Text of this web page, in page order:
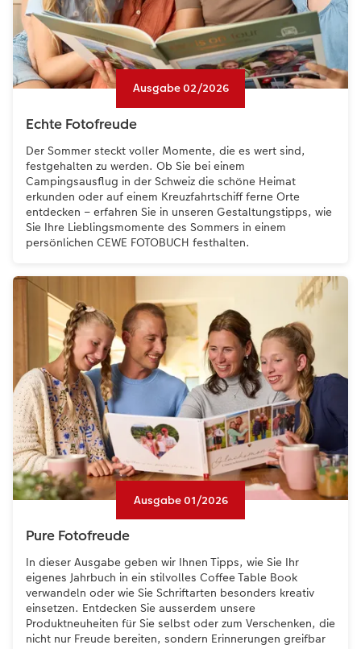
Coffeetable Book «Art Collection»
CEWE FOTOBUCH per PDF
CEWE myPhotos
Zubehör
Wandgestaltung
CEWE myPhotos
Zubehör
Foto-Leckerlidose
Neuheiten
Ausgabe 02/2026
Echte Fotofreude
Der Sommer steckt voller Momente, die es wert sind,
festgehalten zu werden. Ob Sie bei einem
Campingsausflug in der Schweiz die schöne Heimat
erkunden oder auf einem Kreuzfahrtschiff ferne Orte
entdecken – erfahren Sie in unseren Gestaltungstipps, wie
Sie Ihre Lieblingsmomente des Sommers in einem
persönlichen CEWE FOTOBUCH festhalten.
Ausgabe 01/2026
Pure Fotofreude
In dieser Ausgabe geben wir Ihnen Tipps, wie Sie Ihr
eigenes Jahrbuch in ein stilvolles Coffee Table Book
verwandeln oder wie Sie Schriftarten besonders kreativ
einsetzen. Entdecken Sie ausserdem unsere
Produktneuheiten für Sie selbst oder zum Verschenken, die
nicht nur Freude bereiten, sondern Erinnerungen greifbar